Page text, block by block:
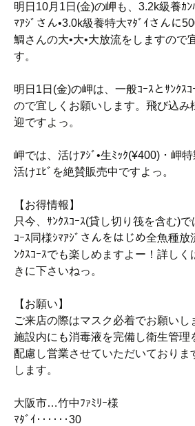
明日10月1日(金)の岬も、3.2k級養ｶ
ﾏｱｼﾞさん•3.0k級養特大ﾏﾀﾞｲさんに
鯛さんの大•大•大放流をしますので
す。
明日1日(金)の岬は、一般ｺｰｽとｻﾝｸｽ
ので宜しくお願いします。飛び込み
迎ですよっ。
岬では、活けｱｼﾞ•生ﾐｯｸ(¥400)・岬特
活けｴﾋﾞを絶賛販売中ですよっ。
【お得情報】
只今、ｻﾝｸｽｺｰｽ(貸し切り筏を含む)
ｺｰｽ同様ｼﾏｱｼﾞさんをはじめ全魚種
ﾝｸｽｺｰｽでも楽しめますよー！詳しく
きに下さいねっ。
【お願い】
ご来店の際はマスク必着でお願いし
施設内にも消毒液を完備し衛生管理
配慮し営業させていただいておりま
します。
大阪市…竹中ﾌｧﾐﾘｰ様
ﾏﾀﾞｲ‥‥‥30